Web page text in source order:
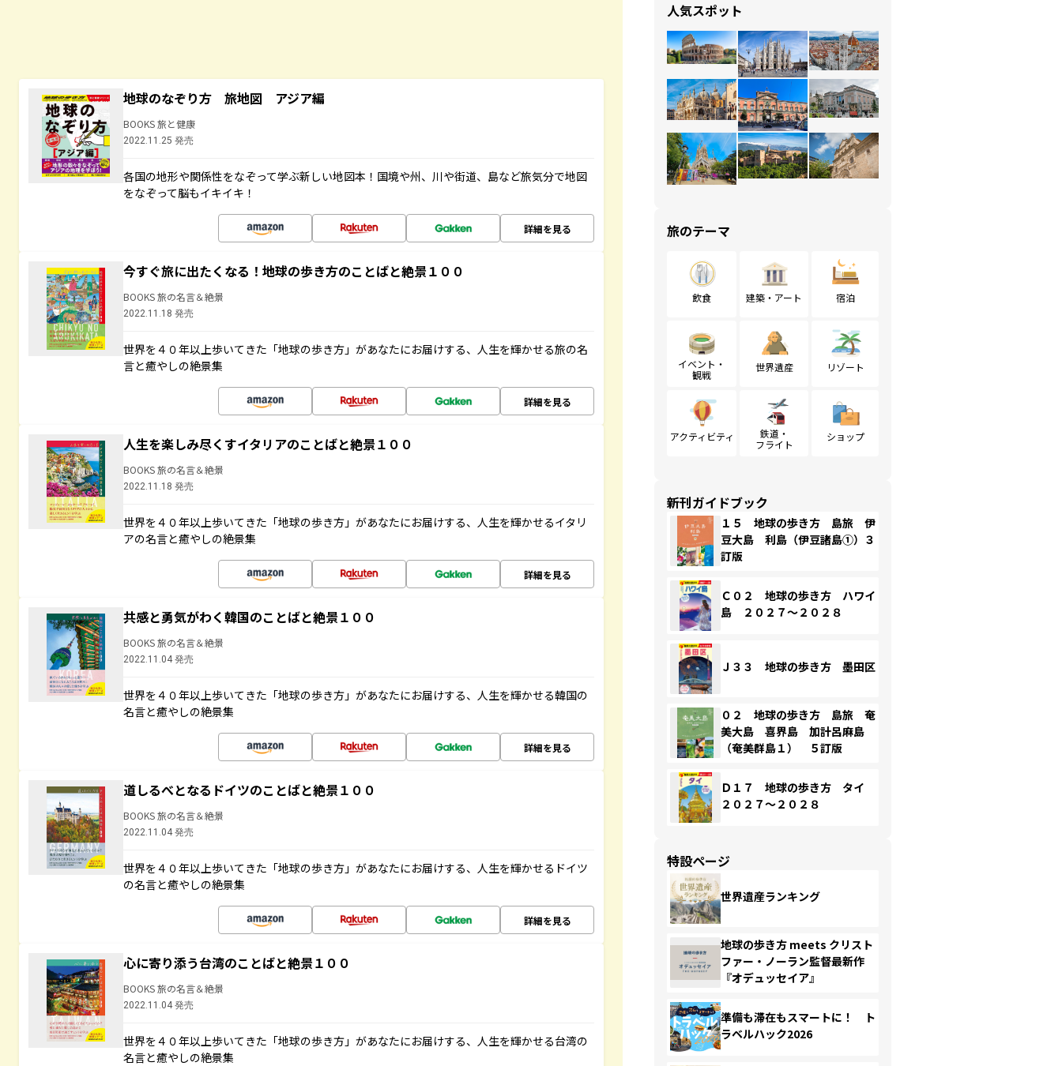
地球のなぞり方 旅地図 アジア編
BOOKS 旅と健康
2022.11.25 発売
各国の地形や関係性をなぞって学ぶ新しい地図本！国境や州、川や街道、島など旅気分で地図
をなぞって脳もイキイキ！
詳細を見る
今すぐ旅に出たくなる！地球の歩き方のことばと絶景１００
BOOKS 旅の名言＆絶景
2022.11.18 発売
世界を４０年以上歩いてきた「地球の歩き方」があなたにお届けする、人生を輝かせる旅の名
言と癒やしの絶景集
詳細を見る
人生を楽しみ尽くすイタリアのことばと絶景１００
BOOKS 旅の名言＆絶景
2022.11.18 発売
世界を４０年以上歩いてきた「地球の歩き方」があなたにお届けする、人生を輝かせるイタリ
アの名言と癒やしの絶景集
詳細を見る
共感と勇気がわく韓国のことばと絶景１００
BOOKS 旅の名言＆絶景
2022.11.04 発売
世界を４０年以上歩いてきた「地球の歩き方」があなたにお届けする、人生を輝かせる韓国の
名言と癒やしの絶景集
詳細を見る
道しるべとなるドイツのことばと絶景１００
BOOKS 旅の名言＆絶景
2022.11.04 発売
世界を４０年以上歩いてきた「地球の歩き方」があなたにお届けする、人生を輝かせるドイツ
の名言と癒やしの絶景集
詳細を見る
心に寄り添う台湾のことばと絶景１００
BOOKS 旅の名言＆絶景
2022.11.04 発売
世界を４０年以上歩いてきた「地球の歩き方」があなたにお届けする、人生を輝かせる台湾の
名言と癒やしの絶景集
人気スポット
旅のテーマ
飲食 建築・アート 宿泊
イベント・
観戦
世界遺産 リゾート
アクティビティ
鉄道・
フライト
ショップ
新刊ガイドブック
１５ 地球の歩き方 島旅 伊
豆大島 利島（伊豆諸島①）３
訂版
Ｃ０２ 地球の歩き方 ハワイ
島 ２０２７～２０２８
Ｊ３３ 地球の歩き方 墨田区
０２ 地球の歩き方 島旅 奄
美大島 喜界島 加計呂麻島
（奄美群島１） ５訂版
Ｄ１７ 地球の歩き方 タイ
２０２７～２０２８
特設ページ
世界遺産ランキング
地球の歩き方 meets クリスト
ファー・ノーラン監督最新作
『オデュッセイア』
準備も滞在もスマートに！ ト
ラベルハック2026